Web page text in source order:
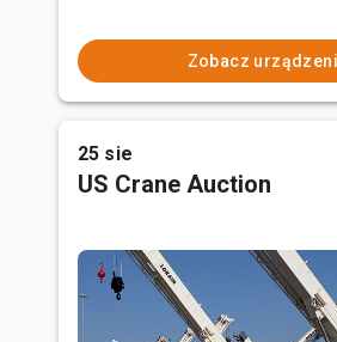
Zobacz
25 sie
US Crane Auction